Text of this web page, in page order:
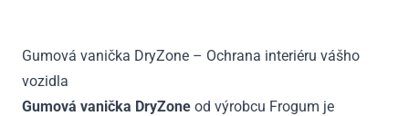
s
rezervou,
spodná
Gumová vanička DryZone – Ochrana interiéru vášho
vozidla
Gumová vanička DryZone od výrobcu Frogum je